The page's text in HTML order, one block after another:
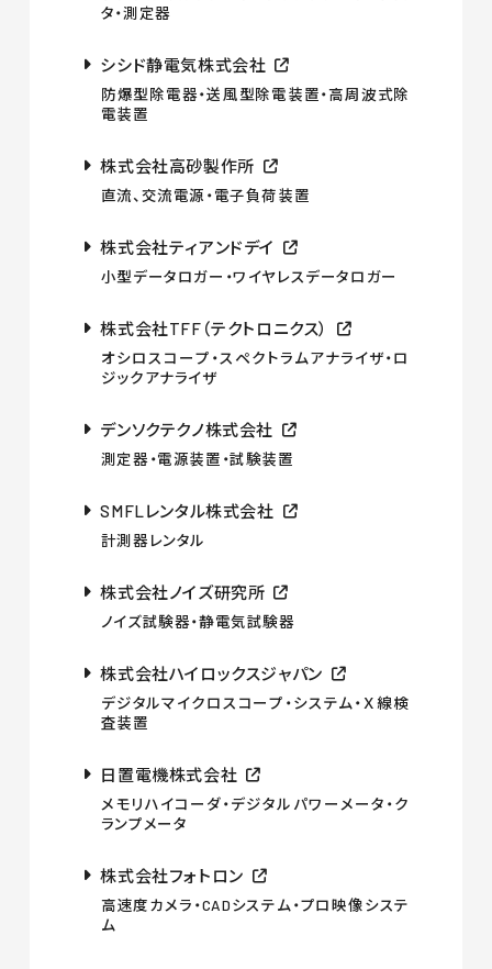
タ・測定器
シシド静電気株式会社
防爆型除電器・送風型除電装置・高周波式除
電装置
株式会社高砂製作所
直流、交流電源・電子負荷装置
株式会社ティアンドデイ
小型データロガー・ワイヤレスデータロガー
株式会社TFF（テクトロニクス）
オシロスコープ・スペクトラムアナライザ・ロ
ジックアナライザ
デンソクテクノ株式会社
測定器・電源装置・試験装置
SMFLレンタル株式会社
計測器レンタル
株式会社ノイズ研究所
ノイズ試験器・静電気試験器
株式会社ハイロックスジャパン
デジタルマイクロスコープ・システム・Ｘ線検
査装置
日置電機株式会社
メモリハイコーダ・デジタルパワーメータ・ク
ランプメータ
株式会社フォトロン
高速度カメラ・CADシステム・プロ映像システ
ム